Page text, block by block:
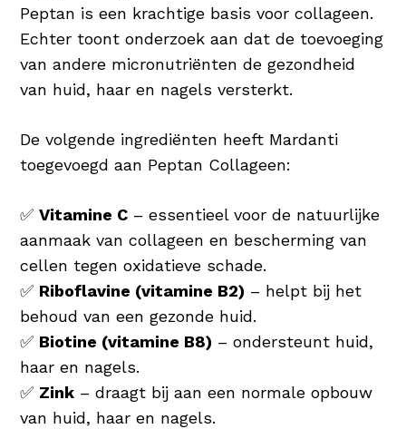
Peptan is een krachtige basis voor collageen.
Echter toont onderzoek aan dat de toevoeging
van andere micronutriënten de gezondheid
van huid, haar en nagels versterkt.
De volgende ingrediënten heeft Mardanti
toegevoegd aan Peptan Collageen:
✅Vitamine C – essentieel voor de natuurlijke
aanmaak van collageen en bescherming van
cellen tegen oxidatieve schade.
✅ Riboflavine (vitamine B2) – helpt bij het
behoud van een gezonde huid.
✅ Biotine (vitamine B8) – ondersteunt huid,
haar en nagels.
✅ Zink – draagt bij aan een normale opbouw
van huid, haar en nagels.